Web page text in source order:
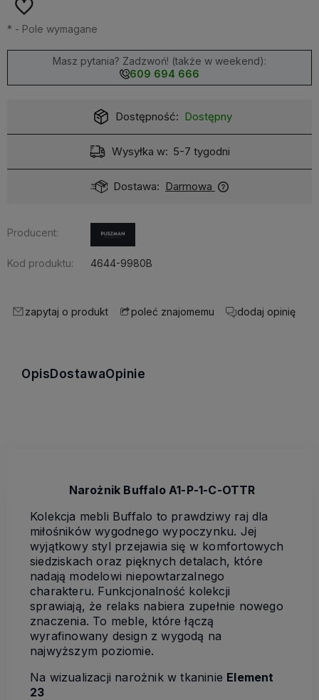
* - Pole wymagane
Masz pytania? Zadzwoń! (także w weekend):
609 694 666
Dostępność: Dostępny
Wysyłka w: 5-7 tygodni
Dostawa: Darmowa
Producent:
Kod produktu: 4644-9980B
zapytaj o produkt poleć znajomemu dodaj opinię
OpisDostawaOpinie
Narożnik Buffalo A1-P-1-C-OTTR
Kolekcja mebli Buffalo to prawdziwy raj dla
miłośników wygodnego wypoczynku. Jej
wyjątkowy styl przejawia się w komfortowych
siedziskach oraz pięknych detalach, które
nadają modelowi niepowtarzalnego
charakteru. Funkcjonalność kolekcji
sprawiają, że relaks nabiera zupełnie nowego
znaczenia. To meble, które łączą
wyrafinowany design z wygodą na
najwyższym poziomie.
Na wizualizacji narożnik w tkaninie Element
23